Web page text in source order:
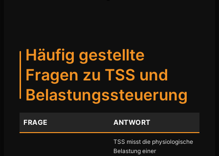
Häufig gestellte
Fragen zu TSS und
Belastungssteuerung
FRAGE ANTWORT
TSS misst die physiologische
Belastung einer